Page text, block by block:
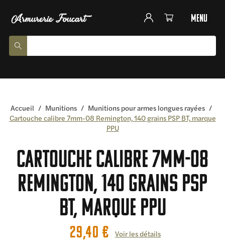
menu
Accueil / Munitions / Munitions pour armes longues rayées /
Cartouche calibre 7mm-08 Remington, 140 grains PSP BT, marque
PPU
Cartouche calibre 7mm-08
Remington, 140 grains PSP
BT, marque PPU
29,40 € Voir les détails